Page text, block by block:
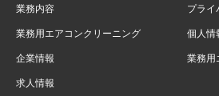
業務内容
業務用エアコンクリーニング
企業情報
求人情報
プライ
個人情
業務用